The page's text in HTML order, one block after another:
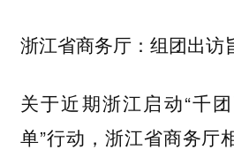
浙江省商务厅：组团出访
关于近期浙江启动“千
单”行动，浙江省商务厅